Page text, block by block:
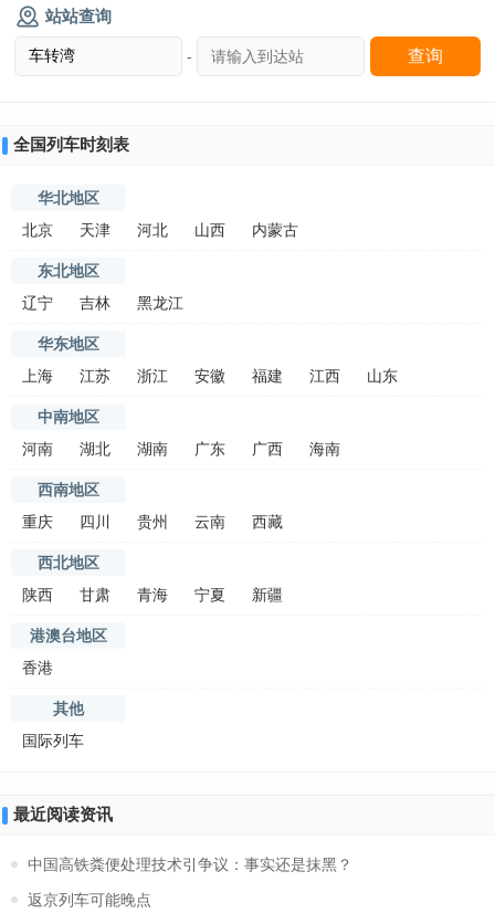
站站查询
-
全国列车时刻表
华北地区
北京
天津 河北 山西 内蒙古
东北地区
辽宁
吉林 黑龙江
华东地区
上海
江苏 浙江 安徽 福建 江西 山东
中南地区
河南
湖北 湖南 广东 广西 海南
西南地区
重庆
四川 贵州 云南 西藏
西北地区
陕西
甘肃 青海 宁夏 新疆
港澳台地区
香港
其他
国际列车
最近阅读资讯
中国高铁粪便处理技术引争议：事实还是抹黑？
返京列车可能晚点